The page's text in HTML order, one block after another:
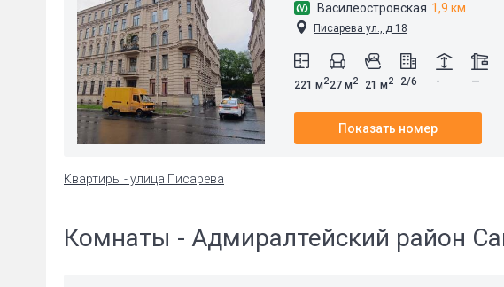
Василеостровская 1,9 км
Писарева ул., д 18
221 м227 м2 21 м2 2/6 - —
Показать номер
Квартиры - улица Писарева
Комнаты - Адмиралтейский район